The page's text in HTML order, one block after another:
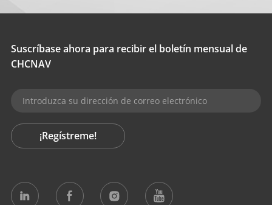
Suscríbase ahora para recibir el boletín mensual de
CHCNAV
¡Regístreme!